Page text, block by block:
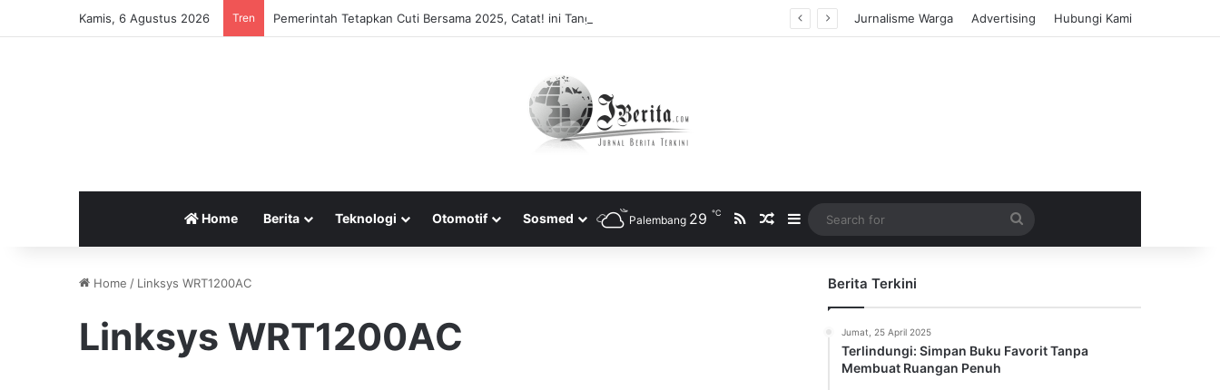
Kamis, 6 Agustus 2026 Tren Pemerintah Tetapkan Cuti Bersama 2025, Catat! ini Tanggalnya Jurnalisme Warga Advertising Hubungi Kami
Home Berita Teknologi Otomotif Sosmed Palembang 29 ℃ RSSRandom Article
Sidebar
for
Home / Linksys WRT1200AC
Linksys WRT1200AC
Berita Terkini
Jumat, 25 April 2025
Terlindungi: Simpan Buku Favorit Tanpa
Membuat Ruangan Penuh